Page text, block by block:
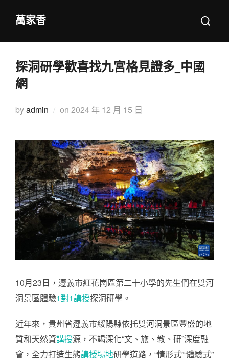
萬家香
Search
探洞研學歡喜找九宮格見證多_中國
網
byadmin on Posted
2024 年 12 月 15 日
10月23日，遵義市紅花崗區第二十小學的先生們在雙河
洞景區體驗1對1講授探洞研學。
近年來，貴州省遵義市綏陽縣依托雙河洞景區豐盛的地
質和天然資講授源，不竭深化“文、旅、教、研”深度融
會，全力打造生態講授場地研學道路，“情形式”“體驗式”